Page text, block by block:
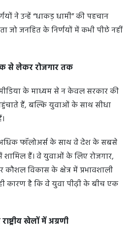
ने उन्हें “धाकड़ धामी” की पहचान
जो जनहित के निर्णयों में कभी पीछे नहीं
से लेकर रोजगार तक
के माध्यम से न केवल सरकार की
हैं, बल्कि युवाओं के साथ सीधा
फॉलोअर्स के साथ वे देश के सबसे
शामिल हैं। वे युवाओं के लिए रोजगार,
कौशल विकास के क्षेत्र में प्रभावशाली
कारण है कि वे युवा पीढ़ी के बीच एक
खेलों में अग्रणी